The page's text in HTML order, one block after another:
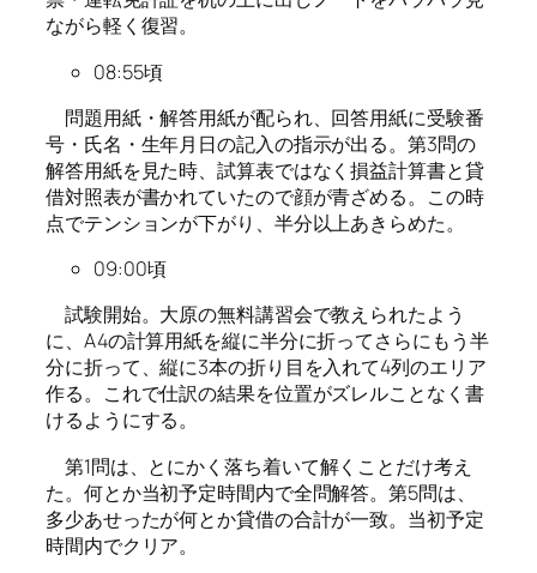
ながら軽く復習。
08:55頃
問題用紙・解答用紙が配られ、回答用紙に受験番
号・氏名・生年月日の記入の指示が出る。第3問の
解答用紙を見た時、試算表ではなく損益計算書と貸
借対照表が書かれていたので顔が青ざめる。この時
点でテンションが下がり、半分以上あきらめた。
09:00頃
試験開始。大原の無料講習会で教えられたよう
に、A4の計算用紙を縦に半分に折ってさらにもう半
分に折って、縦に3本の折り目を入れて4列のエリア
作る。これで仕訳の結果を位置がズレルことなく書
けるようにする。
第1問は、とにかく落ち着いて解くことだけ考え
た。何とか当初予定時間内で全問解答。第5問は、
多少あせったが何とか貸借の合計が一致。当初予定
時間内でクリア。